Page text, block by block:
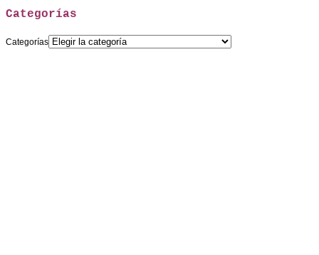
Categorías
Categorías